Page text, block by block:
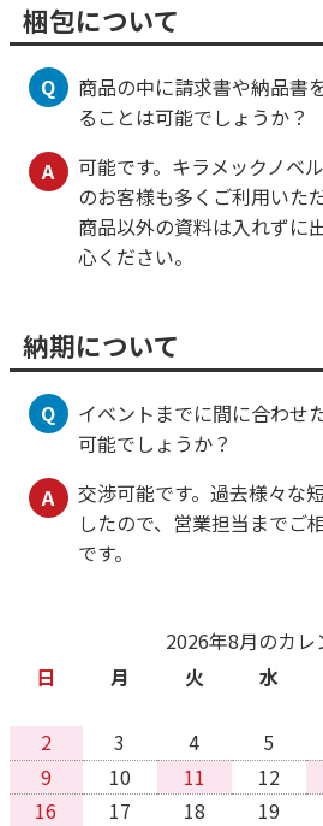
梱包について
Q
商品の中に請求書や納品書
ることは可能でしょうか？
A
可能です。キラメックノベ
のお客様も多くご利用いた
商品以外の資料は入れずに
心ください。
納期について
Q
イベントまでに間に合わせ
可能でしょうか？
A
交渉可能です。過去様々な
したので、営業担当までご
です。
2026年8月のカレ
日
月 火 水
2
3 4 5
9
10 11 12
16
17 18 19